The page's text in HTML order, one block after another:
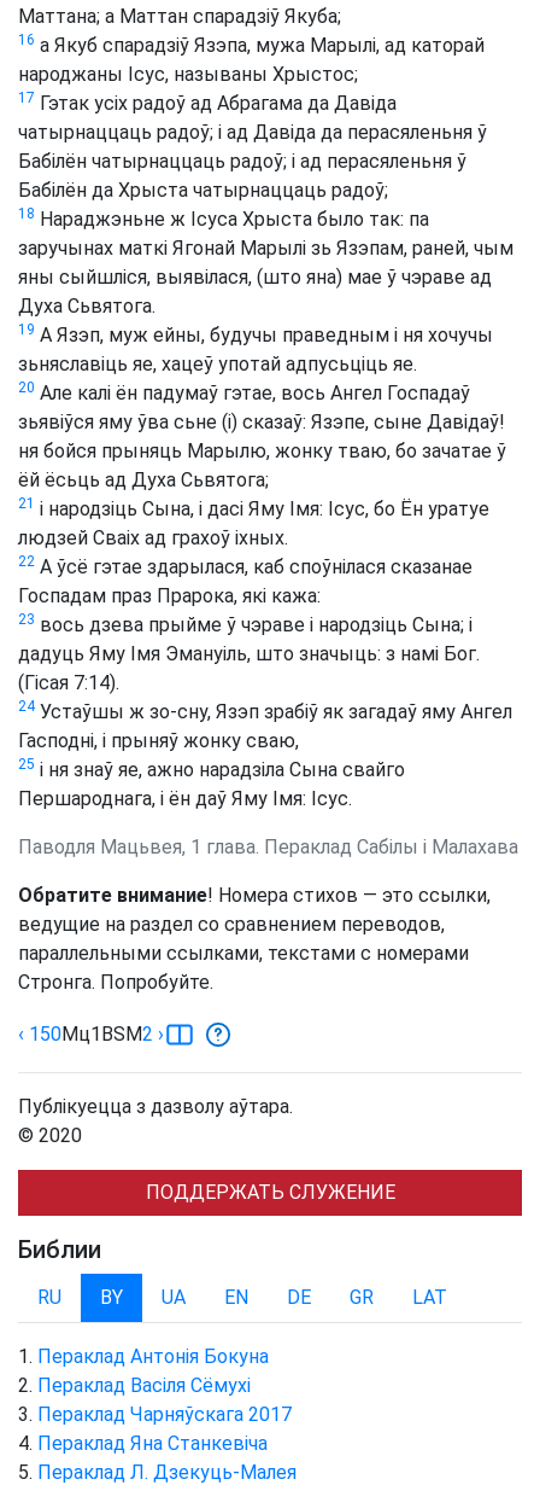
Маттана; а Маттан спарадзіў Якуба;
16 а Якуб спарадзіў Язэпа, мужа Марылі, ад каторай
народжаны Ісус, называны Хрыстос;
17 Гэтак усіх радоў ад Абрагама да Давіда
чатырнаццаць радоў; і ад Давіда да перасяленьня ў
Бабілён чатырнаццаць радоў; і ад перасяленьня ў
Бабілён да Хрыста чатырнаццаць радоў;
18 Нараджэньне ж Ісуса Хрыста было так: па
заручынах маткі Ягонай Марылі зь Язэпам, раней, чым
яны сыйшліся, выявілася, (што яна) мае ў чэраве ад
Духа Сьвятога.
19 А Язэп, муж ейны, будучы праведным і ня хочучы
зьняславіць яе, хацеў употай адпусьціць яе.
20 Але калі ён падумаў гэтае, вось Ангел Госпадаў
зьявіўся яму ўва сьне (і) сказаў: Язэпе, сыне Давідаў!
ня бойся прыняць Марылю, жонку тваю, бо зачатае ў
ёй ёсьць ад Духа Сьвятога;
21 і народзіць Сына, і дасі Яму Імя: Ісус, бо Ён уратуе
людзей Сваіх ад грахоў іхных.
22 А ўсё гэтае здарылася, каб споўнілася сказанае
Госпадам праз Прарока, які кажа:
23 вось дзева прыйме ў чэраве і народзіць Сына; і
дадуць Яму Імя Эмануіль, што значыць: з намі Бог.
(Гісая 7:14).
24Устаўшы ж зо-сну, Язэп зрабіў як загадаў яму Ангел
Гасподні, і прыняў жонку сваю,
25 і ня знаў яе, ажно нарадзіла Сына свайго
Першароднага, і ён даў Яму Імя: Ісус.
Паводля Мацьвея, 1 глава. Пераклад Сабілы і Малахава
Обратите внимание! Номера стихов — это ссылки,
ведущие на раздел со сравнением переводов,
параллельными ссылками, текстами с номерами
Стронга. Попробуйте.
‹ 150Мц1BSM2 ›
Публікуецца з дазволу аўтара.
© 2020
ПОДДЕРЖАТЬ СЛУЖЕНИЕ
Библии
RU BY UA EN DE GR LAT
Пераклад Антонія Бокуна
Пераклад Васіля Сёмухі
Пераклад Чарняўскага 2017
Пераклад Яна Станкевіча
Пераклад Л. Дзекуць-Малея